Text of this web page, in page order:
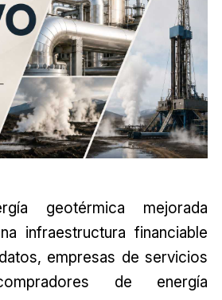
geotérmica mejorada
infraestructura financiable
empresas de servicios
de energía